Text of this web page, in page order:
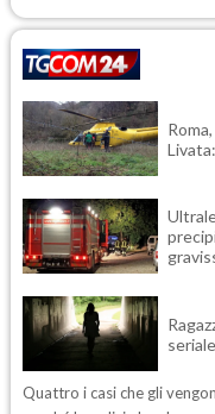
Quattro i casi che gli